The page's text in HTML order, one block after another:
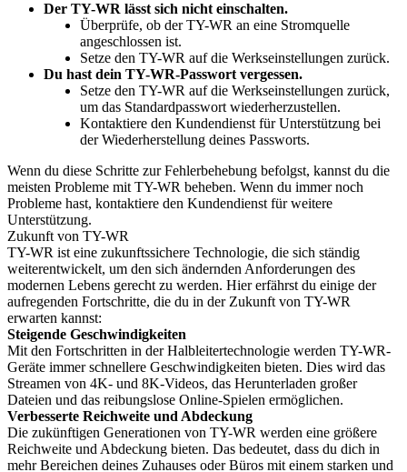
Der TY-WR lässt sich nicht einschalten.
Überprüfe, ob der TY-WR an eine Stromquelle
angeschlossen ist.
Setze den TY-WR auf die Werkseinstellungen zurück.
Du hast dein TY-WR-Passwort vergessen.
Setze den TY-WR auf die Werkseinstellungen zurück,
um das Standardpasswort wiederherzustellen.
Kontaktiere den Kundendienst für Unterstützung bei
der Wiederherstellung deines Passworts.
Wenn du diese Schritte zur Fehlerbehebung befolgst, kannst du die
meisten Probleme mit TY-WR beheben. Wenn du immer noch
Probleme hast, kontaktiere den Kundendienst für weitere
Unterstützung.
Zukunft von TY-WR
TY-WR ist eine zukunftssichere Technologie, die sich ständig
weiterentwickelt, um den sich ändernden Anforderungen des
modernen Lebens gerecht zu werden. Hier erfährst du einige der
aufregenden Fortschritte, die du in der Zukunft von TY-WR
erwarten kannst:
Steigende Geschwindigkeiten
Mit den Fortschritten in der Halbleitertechnologie werden TY-WR-
Geräte immer schnellere Geschwindigkeiten bieten. Dies wird das
Streamen von 4K- und 8K-Videos, das Herunterladen großer
Dateien und das reibungslose Online-Spielen ermöglichen.
Verbesserte Reichweite und Abdeckung
Die zukünftigen Generationen von TY-WR werden eine größere
Reichweite und Abdeckung bieten. Das bedeutet, dass du dich in
mehr Bereichen deines Zuhauses oder Büros mit einem starken und